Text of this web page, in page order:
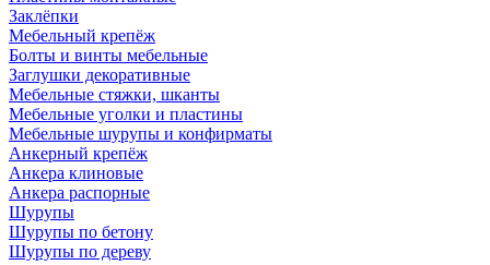
Заклёпки
Мебельный крепёж
Болты и винты мебельные
Заглушки декоративные
Мебельные стяжки, шканты
Мебельные уголки и пластины
Мебельные шурупы и конфирматы
Анкерный крепёж
Анкера клиновые
Анкера распорные
Шурупы
Шурупы по бетону
Шурупы по дереву